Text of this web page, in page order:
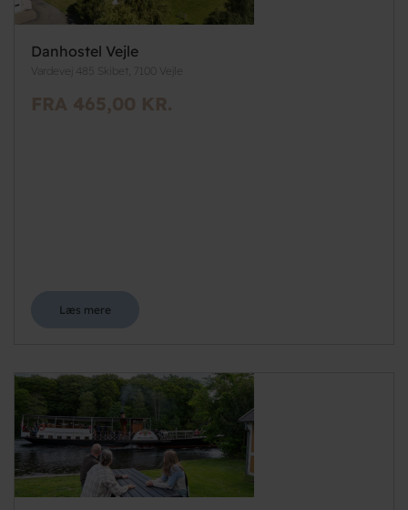
Danhostel Vejle
Vardevej 485 Skibet, 7100 Vejle
FRA 465,00 KR.
Læs mere